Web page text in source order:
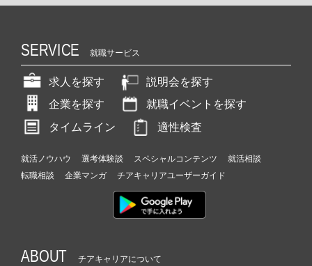
SERVICE 就職サービス
求人を探す
説明会を探す
企業を探す
就職イベントを探す
タイムライン
適性検査
就活ノウハウ 選考体験談 スペシャルコンテンツ
就活相談
転職相談
企業マンガ チアキャリアユーザーガイド
ABOUT チアキャリアについて